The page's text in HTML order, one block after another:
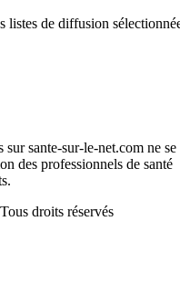
listes de diffusion
sante-sur-le-net.com ne se
des professionnels de santé
droits réservés